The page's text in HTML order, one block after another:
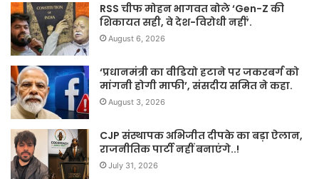
RSS चीफ मोहन भागवत बोले ‘Gen-Z की
शिकायत सही, वे देश-विरोधी नहीं’.
August 6, 2026
‘प्रधानमंत्री का वीडियो हटाने पर जकरबर्ग को
मांगनी होगी माफी’, संसदीय समित ने कहा.
August 3, 2026
CJP संस्थापक अभिजीत दीपके का बड़ा ऐलान,
राजनीतिक पार्टी नहीं बनाएंगे..!
July 31, 2026